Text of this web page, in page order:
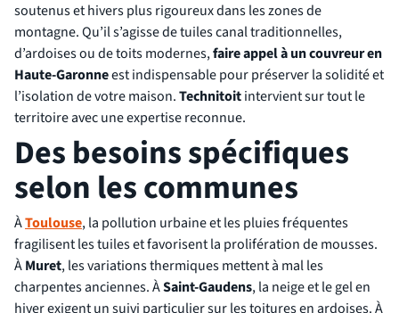
soutenus et hivers plus rigoureux dans les zones de
montagne. Qu’il s’agisse de tuiles canal traditionnelles,
d’ardoises ou de toits modernes,faire appel à un couvreur en
Haute-Garonneest indispensable pour préserver la solidité et
l’isolation de votre maison.Technitoitintervient sur tout le
territoire avec une expertise reconnue.
Des besoins spécifiques
selon les communes
ÀToulouse, la pollution urbaine et les pluies fréquentes
fragilisent les tuiles et favorisent la prolifération de mousses.
ÀMuret, les variations thermiques mettent à mal les
charpentes anciennes. ÀSaint-Gaudens, la neige et le gel en
hiver exigent un suivi particulier sur les toitures en ardoises. À